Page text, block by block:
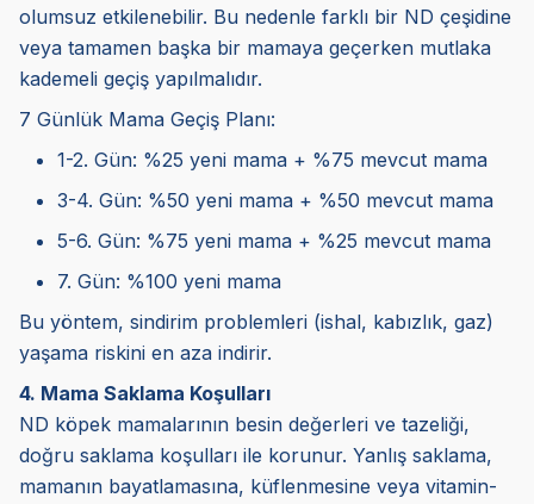
olumsuz etkilenebilir. Bu nedenle farklı bir ND çeşidine
veya tamamen başka bir mamaya geçerken mutlaka
kademeli geçiş yapılmalıdır.
7 Günlük Mama Geçiş Planı:
1-2. Gün: %25 yeni mama + %75 mevcut mama
3-4. Gün: %50 yeni mama + %50 mevcut mama
5-6. Gün: %75 yeni mama + %25 mevcut mama
7. Gün: %100 yeni mama
Bu yöntem, sindirim problemleri (ishal, kabızlık, gaz)
yaşama riskini en aza indirir.
4. Mama Saklama Koşulları
ND köpek mamalarının besin değerleri ve tazeliği,
doğru saklama koşulları ile korunur. Yanlış saklama,
mamanın bayatlamasına, küflenmesine veya vitamin-